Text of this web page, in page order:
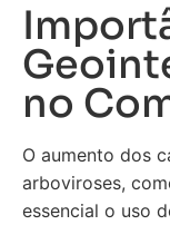
no
O aumento dos
arboviroses,
essencial o uso